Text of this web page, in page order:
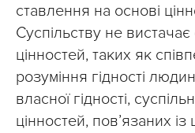
ставлення на основі
Суспільству не вистачає
цінностей, таких як
розуміння гідності
власної гідності,
цінностей, пов’язаних із